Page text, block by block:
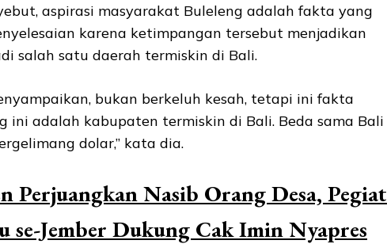
aspirasi masyarakat Buleleng adalah fakta yang
karena ketimpangan tersebut menjadikan
salah satu daerah termiskin di Bali.
bukan berkeluh kesah, tetapi ini fakta
ini adalah kabupaten termiskin di Bali. Beda sama Bali
dolar,” kata dia.
Perjuangkan Nasib Orang Desa, Pegiat
se-Jember Dukung Cak Imin Nyapres